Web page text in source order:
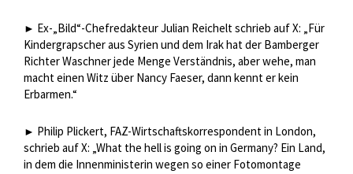
► Ex-„Bild“-Chefredakteur Julian Reichelt schrieb auf X: „Für
Kindergrapscher aus Syrien und dem Irak hat der Bamberger
Richter Waschner jede Menge Verständnis, aber wehe, man
macht einen Witz über Nancy Faeser, dann kennt er kein
Erbarmen.“
► Philip Plickert, FAZ-Wirtschaftskorrespondent in London,
schrieb auf X: „What the hell is going on in Germany? Ein Land,
in dem die Innenministerin wegen so einer Fotomontage